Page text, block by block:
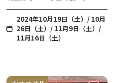
2024年10月19日（土）/ 10月
26日（土）/ 11月9日（土）/
11月16日（土）